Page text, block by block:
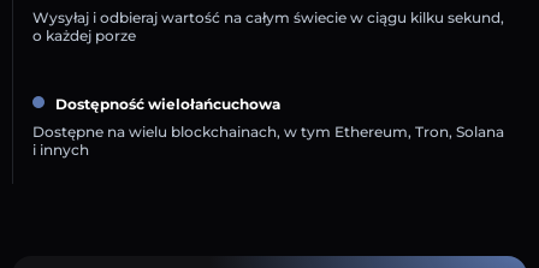
Wysyłaj i odbieraj wartość na całym świecie w ciągu kilku sekund,
o każdej porze
Dostępność wielołańcuchowa
Dostępne na wielu blockchainach, w tym Ethereum, Tron, Solana
i innych